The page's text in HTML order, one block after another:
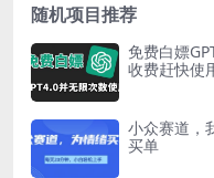
随机项目推荐
免费白嫖
收费赶快使
小众赛道，
买单